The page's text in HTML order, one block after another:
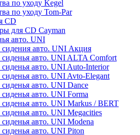
по уходу Kegel
по уходу Tom-Par
CD
для CD Cayman
авто. UNI
авто. UNI Акция
авто. UNI ALTA Comfort
авто. UNI Auto-Interior
авто. UNI Avto-Elegant
авто. UNI Dance
авто. UNI Forma
авто. UNI Markus / BERT
авто. UNI Megacities
авто. UNI Modena
авто. UNI Piton